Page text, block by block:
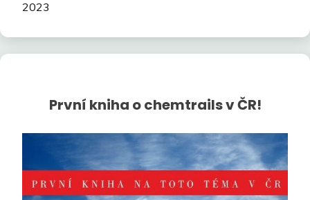
2023
První kniha o chemtrails v ČR!